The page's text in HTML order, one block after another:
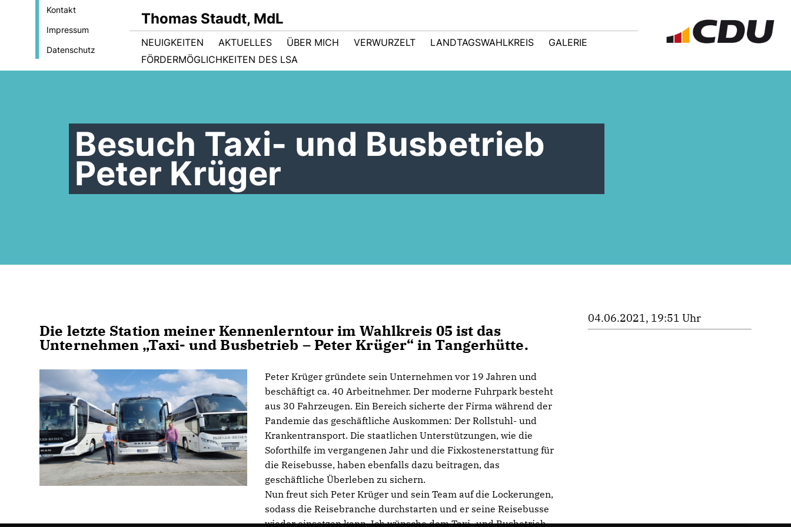
Kontakt
Impressum
Datenschutz
Thomas Staudt, MdL
NEUIGKEITEN AKTUELLES ÜBER MICH VERWURZELT LANDTAGSWAHLKREIS
GALERIE
FÖRDERMÖGLICHKEITEN DES LSA
Besuch Taxi- und Busbetrieb
Peter Krüger
Die letzte Station meiner Kennenlerntour im Wahlkreis 05 ist das
Unternehmen „Taxi- und Busbetrieb – Peter Krüger“ in Tangerhütte.
Peter Krüger gründete sein Unternehmen vor 19 Jahren und
beschäftigt ca. 40 Arbeitnehmer. Der moderne Fuhrpark besteht
aus 30 Fahrzeugen. Ein Bereich sicherte der Firma während der
Pandemie das geschäftliche Auskommen: Der Rollstuhl- und
Krankentransport. Die staatlichen Unterstützungen, wie die
Soforthilfe im vergangenen Jahr und die Fixkostenerstattung für
die Reisebusse, haben ebenfalls dazu beitragen, das
geschäftliche Überleben zu sichern.
Nun freut sich Peter Krüger und sein Team auf die Lockerungen,
sodass die Reisebranche durchstarten und er seine Reisebusse
wieder einsetzen kann. Ich wünsche dem Taxi- und Busbetrieb
04.06.2021, 19:51 Uhr